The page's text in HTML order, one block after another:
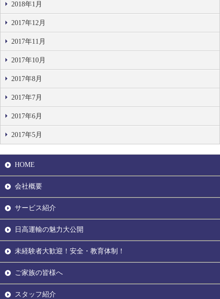
2018年1月
2017年12月
2017年11月
2017年10月
2017年8月
2017年7月
2017年6月
2017年5月
HOME
会社概要
サービス紹介
日高運輸の魅力大公開
未経験者大歓迎！安全・教育体制！
ご家族の皆様へ
スタッフ紹介